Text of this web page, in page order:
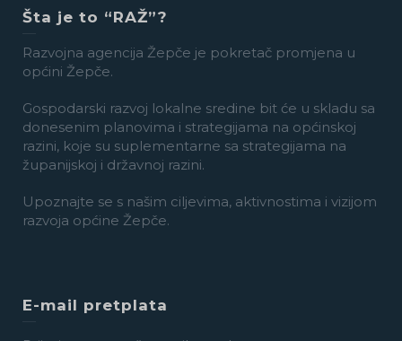
Šta je to “RAŽ”?
Razvojna agencija Žepče je pokretač promjena u
općini Žepče.
Gospodarski razvoj lokalne sredine bit će u skladu sa
donesenim planovima i strategijama na općinskoj
razini, koje su suplementarne sa strategijama na
županijskoj i državnoj razini.
Upoznajte se s našim ciljevima, aktivnostima i vizijom
razvoja općine Žepče.
E-mail pretplata